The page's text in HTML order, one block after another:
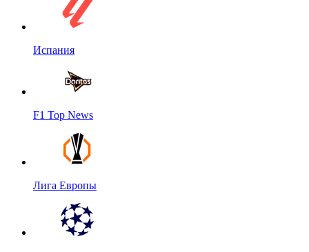
Испания
F1 Top News
Лига Европы